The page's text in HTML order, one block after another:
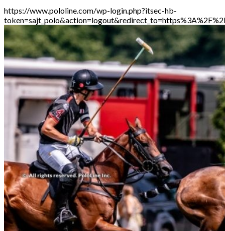
https://www.pololine.com/wp-login.php?itsec-hb-